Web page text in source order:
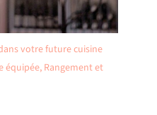
votre future cuisine
équipée, Rangement et